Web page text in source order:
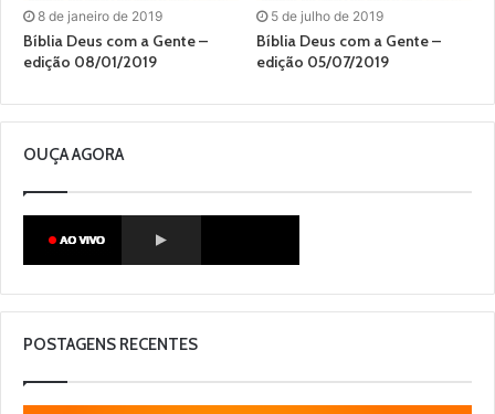
8 de janeiro de 2019
Bíblia Deus com a Gente –
edição 08/01/2019
5 de julho de 2019
Bíblia Deus com a Gente –
edição 05/07/2019
OUÇA AGORA
POSTAGENS RECENTES